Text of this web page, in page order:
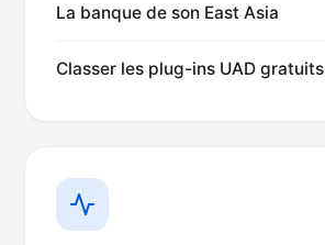
La banque de son East Asia
Classer les plug-ins UAD gratuits